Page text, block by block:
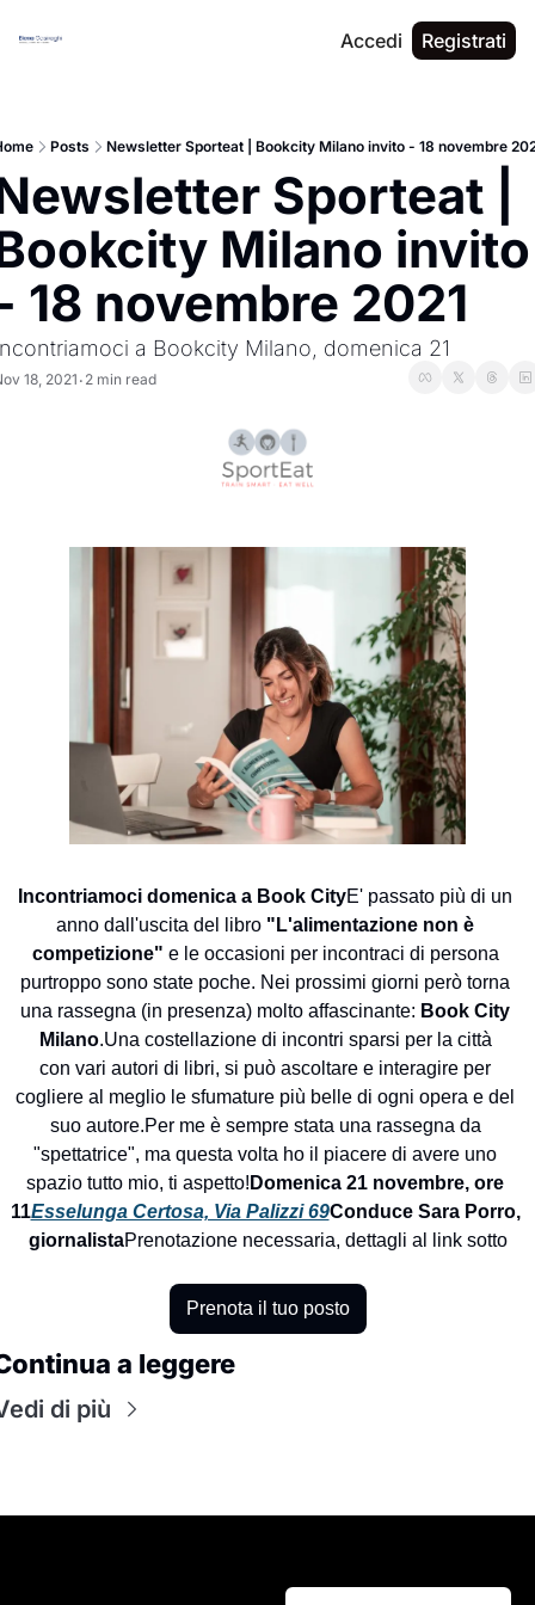
Accedi Registrati
Posts Newsletter Sporteat | Bookcity Milano invito - 18 novembre
Sporteat |
Milano invito
18 novembre 2021
a Bookcity Milano, domenica 21
18, 2021 • 2 min read
Incontriamoci domenica a Book CityE' passato più di un
anno dall'uscita del libro "L'alimentazione non è
competizione" e le occasioni per incontraci di persona
purtroppo sono state poche. Nei prossimi giorni però torna
una rassegna (in presenza) molto affascinante: Book City
Milano.Una costellazione di incontri sparsi per la città
con vari autori di libri, si può ascoltare e interagire per
cogliere al meglio le sfumature più belle di ogni opera e del
suo autore.Per me è sempre stata una rassegna da
"spettatrice", ma questa volta ho il piacere di avere uno
spazio tutto mio, ti aspetto! Domenica 21 novembre, ore
11Esselunga Certosa, Via Palizzi 69Conduce Sara Porro,
giornalistaPrenotazione necessaria, dettagli al link sotto
Prenota il tuo posto
a leggere
di più